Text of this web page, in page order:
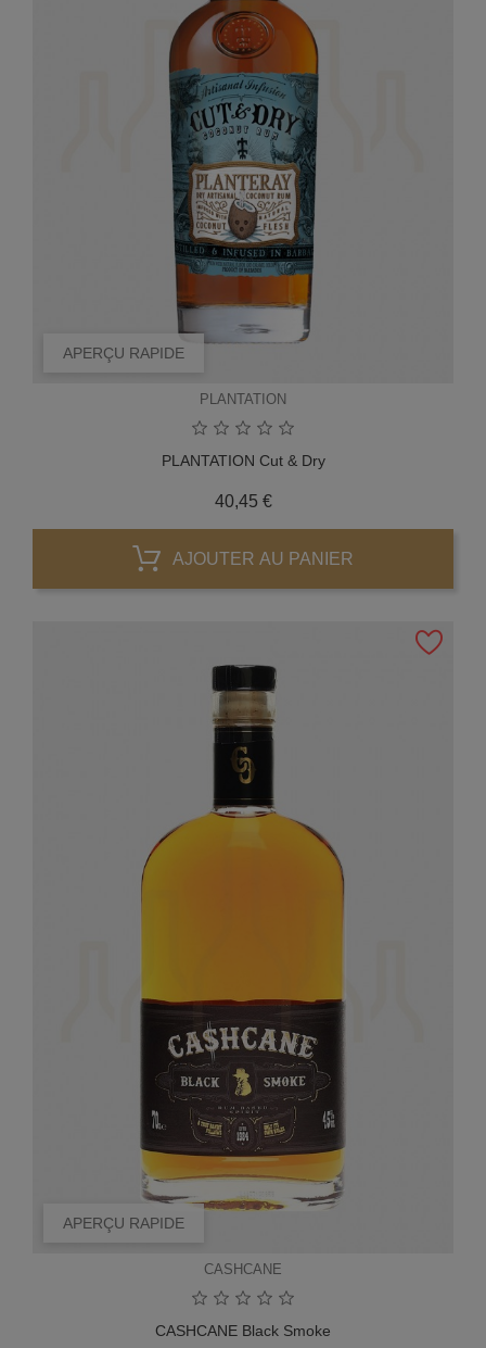
APERÇU RAPIDE
PLANTATION
PLANTATION Cut & Dry
40,45 €Prix
AJOUTER AU PANIER
APERÇU RAPIDE
CASHCANE
CASHCANE Black Smoke